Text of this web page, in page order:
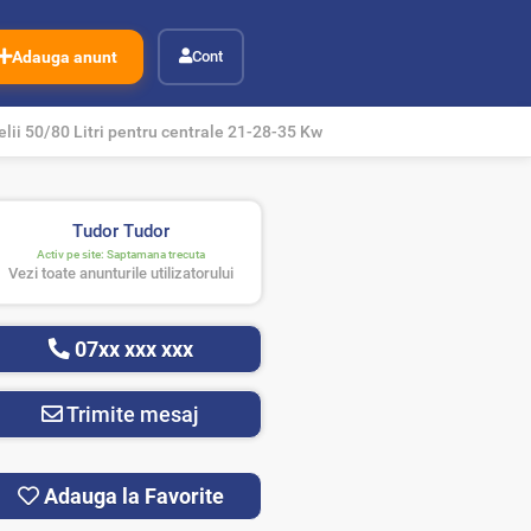
Adauga anunt Cont
50/80 Litri pentru centrale 21-28-35 Kw
Tudor Tudor
Activ pe site: Saptamana trecuta
Vezi toate anunturile utilizatorului
07xx xxx xxx
Trimite mesaj
Adauga la Favorite